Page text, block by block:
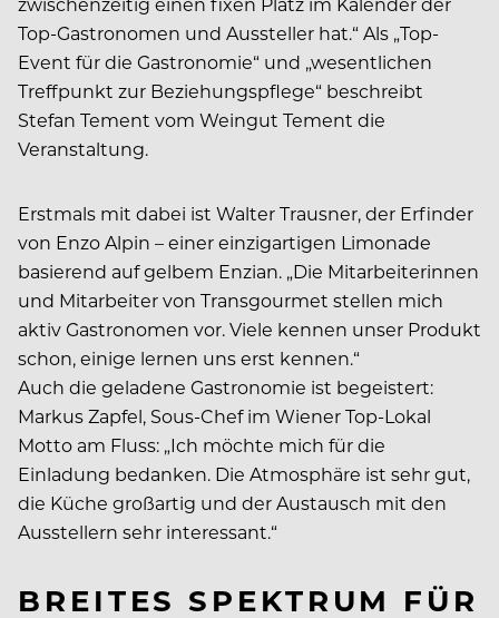
Top-Gastronomen und Aussteller hat.“ Als „Top-
Event für die Gastronomie“ und „wesentlichen
Treffpunkt zur Beziehungspflege“ beschreibt
Stefan Tement vom Weingut Tement die
Veranstaltung.
Erstmals mit dabei ist Walter Trausner, der Erfinder
von Enzo Alpin – einer einzigartigen Limonade
basierend auf gelbem Enzian. „Die Mitarbeiterinnen
und Mitarbeiter von Transgourmet stellen mich
aktiv Gastronomen vor. Viele kennen unser Produkt
schon, einige lernen uns erst kennen.“
Auch die geladene Gastronomie ist begeistert:
Markus Zapfel, Sous-Chef im Wiener Top-Lokal
Motto am Fluss: „Ich möchte mich für die
Einladung bedanken. Die Atmosphäre ist sehr gut,
die Küche großartig und der Austausch mit den
Ausstellern sehr interessant.“
BREITES SPEKTRUM FÜR